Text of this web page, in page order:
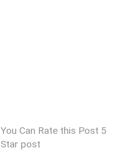
You Can Rate this Post 5
Star post